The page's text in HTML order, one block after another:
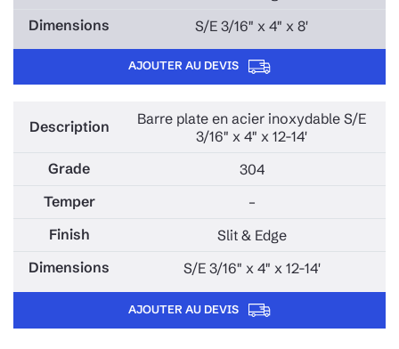
S/E 3/16" x 4" x 8'
AJOUTER AU DEVIS
Barre plate en acier inoxydable S/E
3/16" x 4" x 12-14'
304
–
Slit & Edge
S/E 3/16" x 4" x 12-14'
AJOUTER AU DEVIS